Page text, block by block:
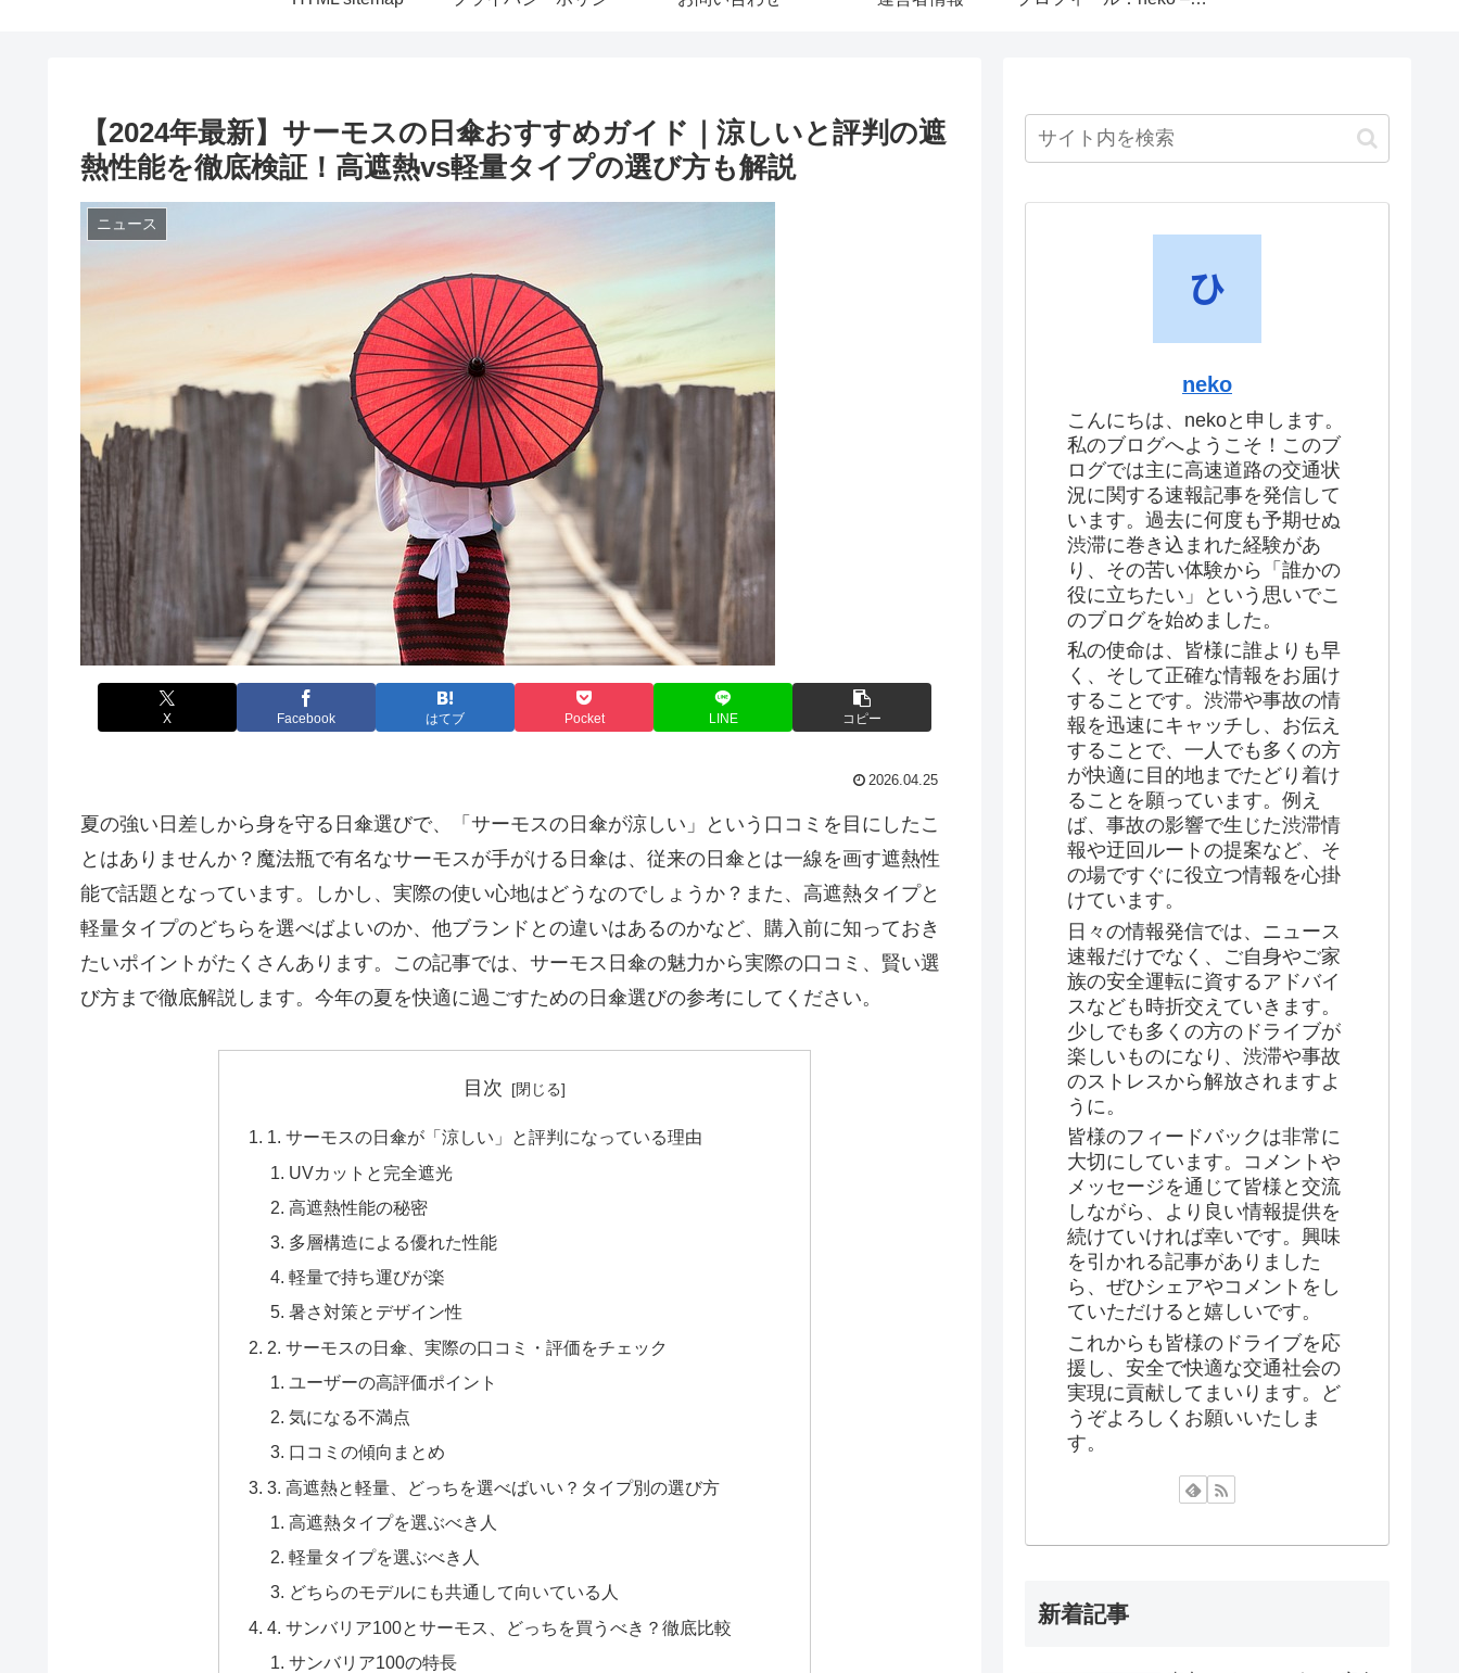
【2024年最新】サーモスの日傘おすすめガイド｜涼しいと評判の遮
熱性能を徹底検証！高遮熱vs軽量タイプの選び方も解説
ニュース
X Facebook はてブ Pocket LINE コピー
2026.04.25
夏の強い日差しから身を守る日傘選びで、「サーモスの日傘が涼しい」という口コミを目にしたこ
とはありませんか？魔法瓶で有名なサーモスが手がける日傘は、従来の日傘とは一線を画す遮熱性
能で話題となっています。しかし、実際の使い心地はどうなのでしょうか？また、高遮熱タイプと
軽量タイプのどちらを選べばよいのか、他ブランドとの違いはあるのかなど、購入前に知っておき
たいポイントがたくさんあります。この記事では、サーモス日傘の魅力から実際の口コミ、賢い選
び方まで徹底解説します。今年の夏を快適に過ごすための日傘選びの参考にしてください。
目次
1. サーモスの日傘が「涼しい」と評判になっている理由
UVカットと完全遮光
高遮熱性能の秘密
多層構造による優れた性能
軽量で持ち運びが楽
暑さ対策とデザイン性
2. サーモスの日傘、実際の口コミ・評価をチェック
ユーザーの高評価ポイント
気になる不満点
口コミの傾向まとめ
3. 高遮熱と軽量、どっちを選べばいい？タイプ別の選び方
高遮熱タイプを選ぶべき人
軽量タイプを選ぶべき人
どちらのモデルにも共通して向いている人
4. サンバリア100とサーモス、どっちを買うべき？徹底比較
サンバリア100の特長
neko
こんにちは、nekoと申します。
私のブログへようこそ！このブ
ログでは主に高速道路の交通状
況に関する速報記事を発信して
います。過去に何度も予期せぬ
渋滞に巻き込まれた経験があ
り、その苦い体験から「誰かの
役に立ちたい」という思いでこ
のブログを始めました。
私の使命は、皆様に誰よりも早
く、そして正確な情報をお届け
することです。渋滞や事故の情
報を迅速にキャッチし、お伝え
することで、一人でも多くの方
が快適に目的地までたどり着け
ることを願っています。例え
ば、事故の影響で生じた渋滞情
報や迂回ルートの提案など、そ
の場ですぐに役立つ情報を心掛
けています。
日々の情報発信では、ニュース
速報だけでなく、ご自身やご家
族の安全運転に資するアドバイ
スなども時折交えていきます。
少しでも多くの方のドライブが
楽しいものになり、渋滞や事故
のストレスから解放されますよ
うに。
皆様のフィードバックは非常に
大切にしています。コメントや
メッセージを通じて皆様と交流
しながら、より良い情報提供を
続けていければ幸いです。興味
を引かれる記事がありました
ら、ぜひシェアやコメントをし
ていただけると嬉しいです。
これからも皆様のドライブを応
援し、安全で快適な交通社会の
実現に貢献してまいります。ど
うぞよろしくお願いいたしま
す。
新着記事